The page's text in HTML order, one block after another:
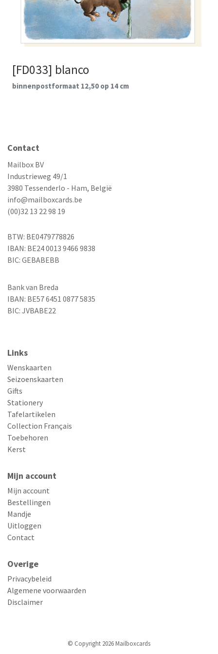
[FD033] blanco
binnenpostformaat 12,50 op 14 cm
Contact
Mailbox BV
Industrieweg 49/1
3980 Tessenderlo - Ham, België
info@mailboxcards.be
(00)32 13 22 98 19
BTW: BE0479778826
IBAN: BE24 0013 9466 9838
BIC: GEBABEBB
Bank van Breda
IBAN: BE57 6451 0877 5835
BIC: JVBABE22
Links
Wenskaarten
Seizoenskaarten
Gifts
Stationery
Tafelartikelen
Collection Français
Toebehoren
Kerst
Mijn account
Mijn account
Bestellingen
Mandje
Uitloggen
Contact
Overige
Privacybeleid
Algemene voorwaarden
Disclaimer
© Copyright 2026 Mailboxcards